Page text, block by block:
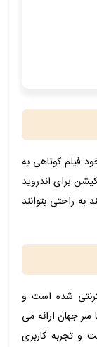
فیلم کوتاهی به
برای اندروید
به راحتی بتوانند
شده است و
سر تا سر جهان ارائه می
و تجربه کاربری